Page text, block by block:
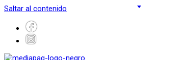
Saltar al contenido